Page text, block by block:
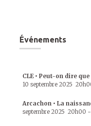
Événements
CLE • Peut-on dire
10 septembre 2025
Arcachon • La
septembre 2025 20h00 -